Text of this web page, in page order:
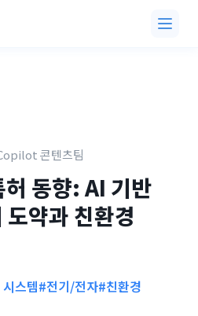
콘텐츠팀
동향: AI 기반
약과 친환경
스템#전기/전자#친환경